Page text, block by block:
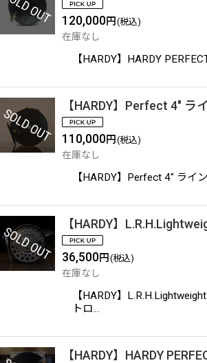
120,000円 (税込)
在庫なし
【HARDY】HARDY
【HARDY】Perfect 4" ラ
110,000円 (税込)
在庫なし
【HARDY】Perfect 4" ラ
【HARDY】
36,500円 (税込)
在庫なし
【HARDY】
トロ…
【HARDY】HARDY